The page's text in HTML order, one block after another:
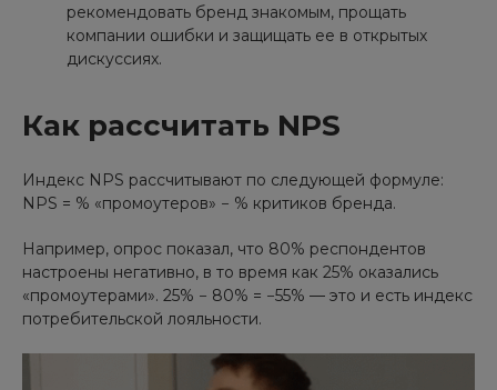
рекомендовать бренд знакомым, прощать
компании ошибки и защищать ее в открытых
дискуссиях.
Как рассчитать NPS
Индекс NPS рассчитывают по следующей формуле:
NPS = % «промоутеров» − % критиков бренда.
Например, опрос показал, что 80% респондентов
настроены негативно, в то время как 25% оказались
«промоутерами». 25% − 80% = −55% — это и есть индекс
потребительской лояльности.